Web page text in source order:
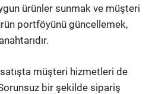
ürünler sunmak ve müşteri
portföyünü güncellemek,
müşteri hizmetleri de
bir şekilde sipariş